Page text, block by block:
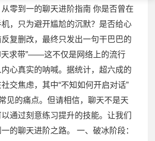
零到一的聊天进阶指南 你是否曾在
，只为避开尴尬的沉默？是否给心
复删改，最终只发出一句干巴巴的
天求带”——这不仅是网络上的流行
心真实的呐喊。据统计，超六成的
交焦虑，其中“不知如何开启对话”
见的痛点。但请相信，聊天不是天
通过刻意练习提升的技能。让我们
的聊天进阶之路。 一、破冰阶段：